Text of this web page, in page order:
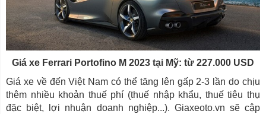
Giá xe Ferrari Portofino M 2023 tại Mỹ: từ 227.000 USD
Giá xe về đến Việt Nam có thể tăng lên gấp 2-3 lần do chịu
thêm nhiều khoản thuế phí (thuế nhập khẩu, thuế tiêu thụ
đặc biệt, lợi nhuận doanh nghiệp...). Giaxeoto.vn sẽ cập